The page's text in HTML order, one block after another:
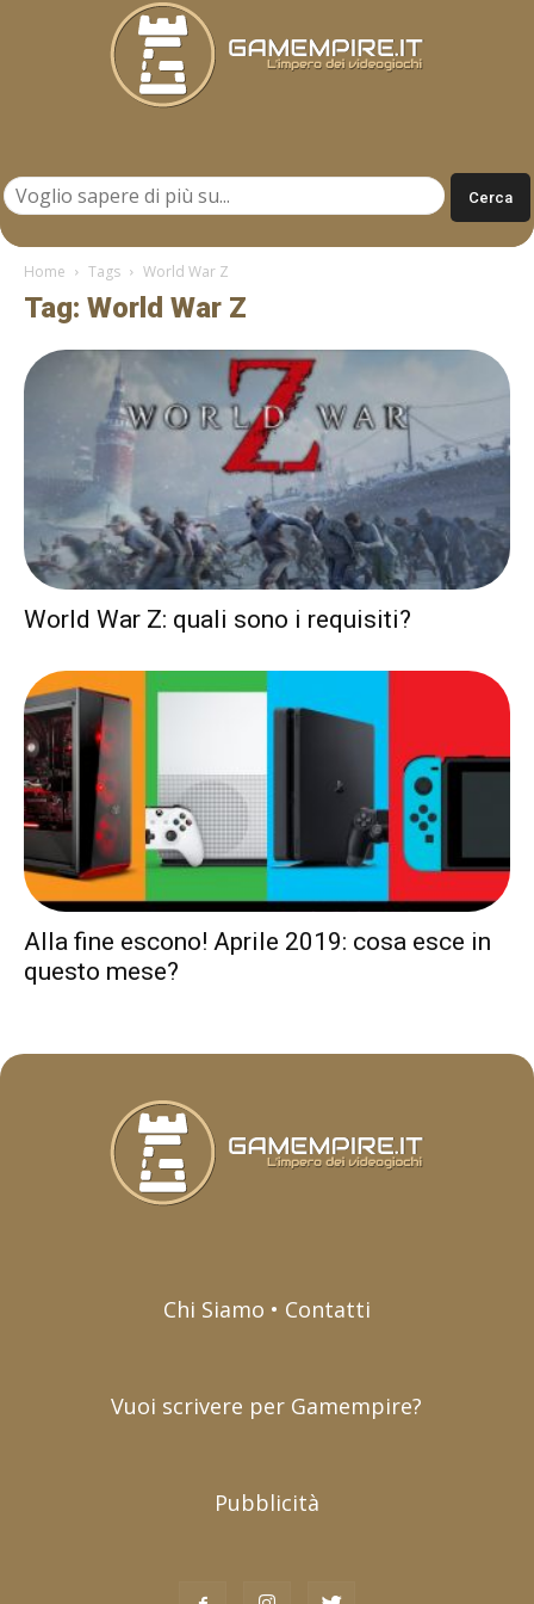
Home Tags World War Z
Tag: World War Z
World War Z: quali sono i requisiti?
Alla fine escono! Aprile 2019: cosa esce in
questo mese?
Chi Siamo • Contatti
Vuoi scrivere per Gamempire?
Pubblicità